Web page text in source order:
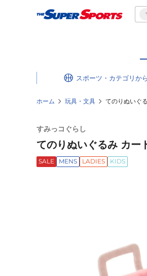
スポーツ・カテゴリ
ホーム 玩具・文具 てのりぬいぐ
すみっコぐらし
てのりぬいぐるみ カー
SALE MENS LADIES KIDS